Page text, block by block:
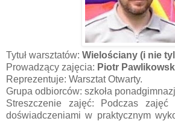
Tytuł warsztatów: Wielościany (i nie
Prowadzący zajęcia: Piotr
Reprezentuje: Warsztat Otwarty.
Grupa odbiorców: szkoła
Streszczenie zajęć: Podczas
doświadczeniami w praktycznym